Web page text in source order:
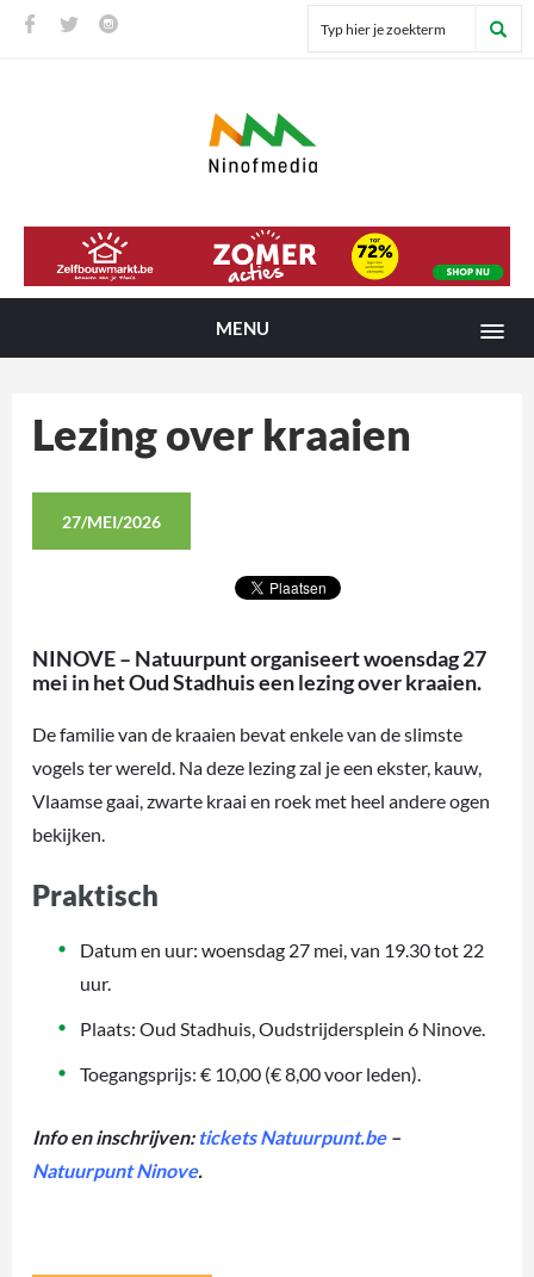
MENU
Lezing over kraaien
27/MEI/2026
NINOVE – Natuurpunt organiseert woensdag 27
mei in het Oud Stadhuis een lezing over kraaien.
De familie van de kraaien bevat enkele van de slimste
vogels ter wereld. Na deze lezing zal je een ekster, kauw,
Vlaamse gaai, zwarte kraai en roek met heel andere ogen
bekijken.
Praktisch
Datum en uur: woensdag 27 mei, van 19.30 tot 22
uur.
Plaats: Oud Stadhuis, Oudstrijdersplein 6 Ninove.
Toegangsprijs: € 10,00 (€ 8,00 voor leden).
Info en inschrijven: tickets Natuurpunt.be–
Natuurpunt Ninove.